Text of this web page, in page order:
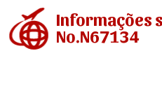
Informações
No.N67134